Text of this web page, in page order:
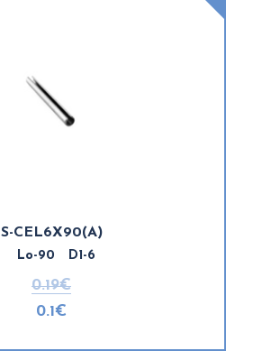
S-CEL6X90(A)
Lo-90 D1-6
0.19€
0.1€